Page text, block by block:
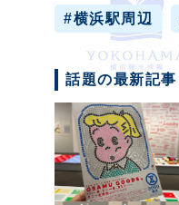
#横浜駅周辺
話題の最新記事